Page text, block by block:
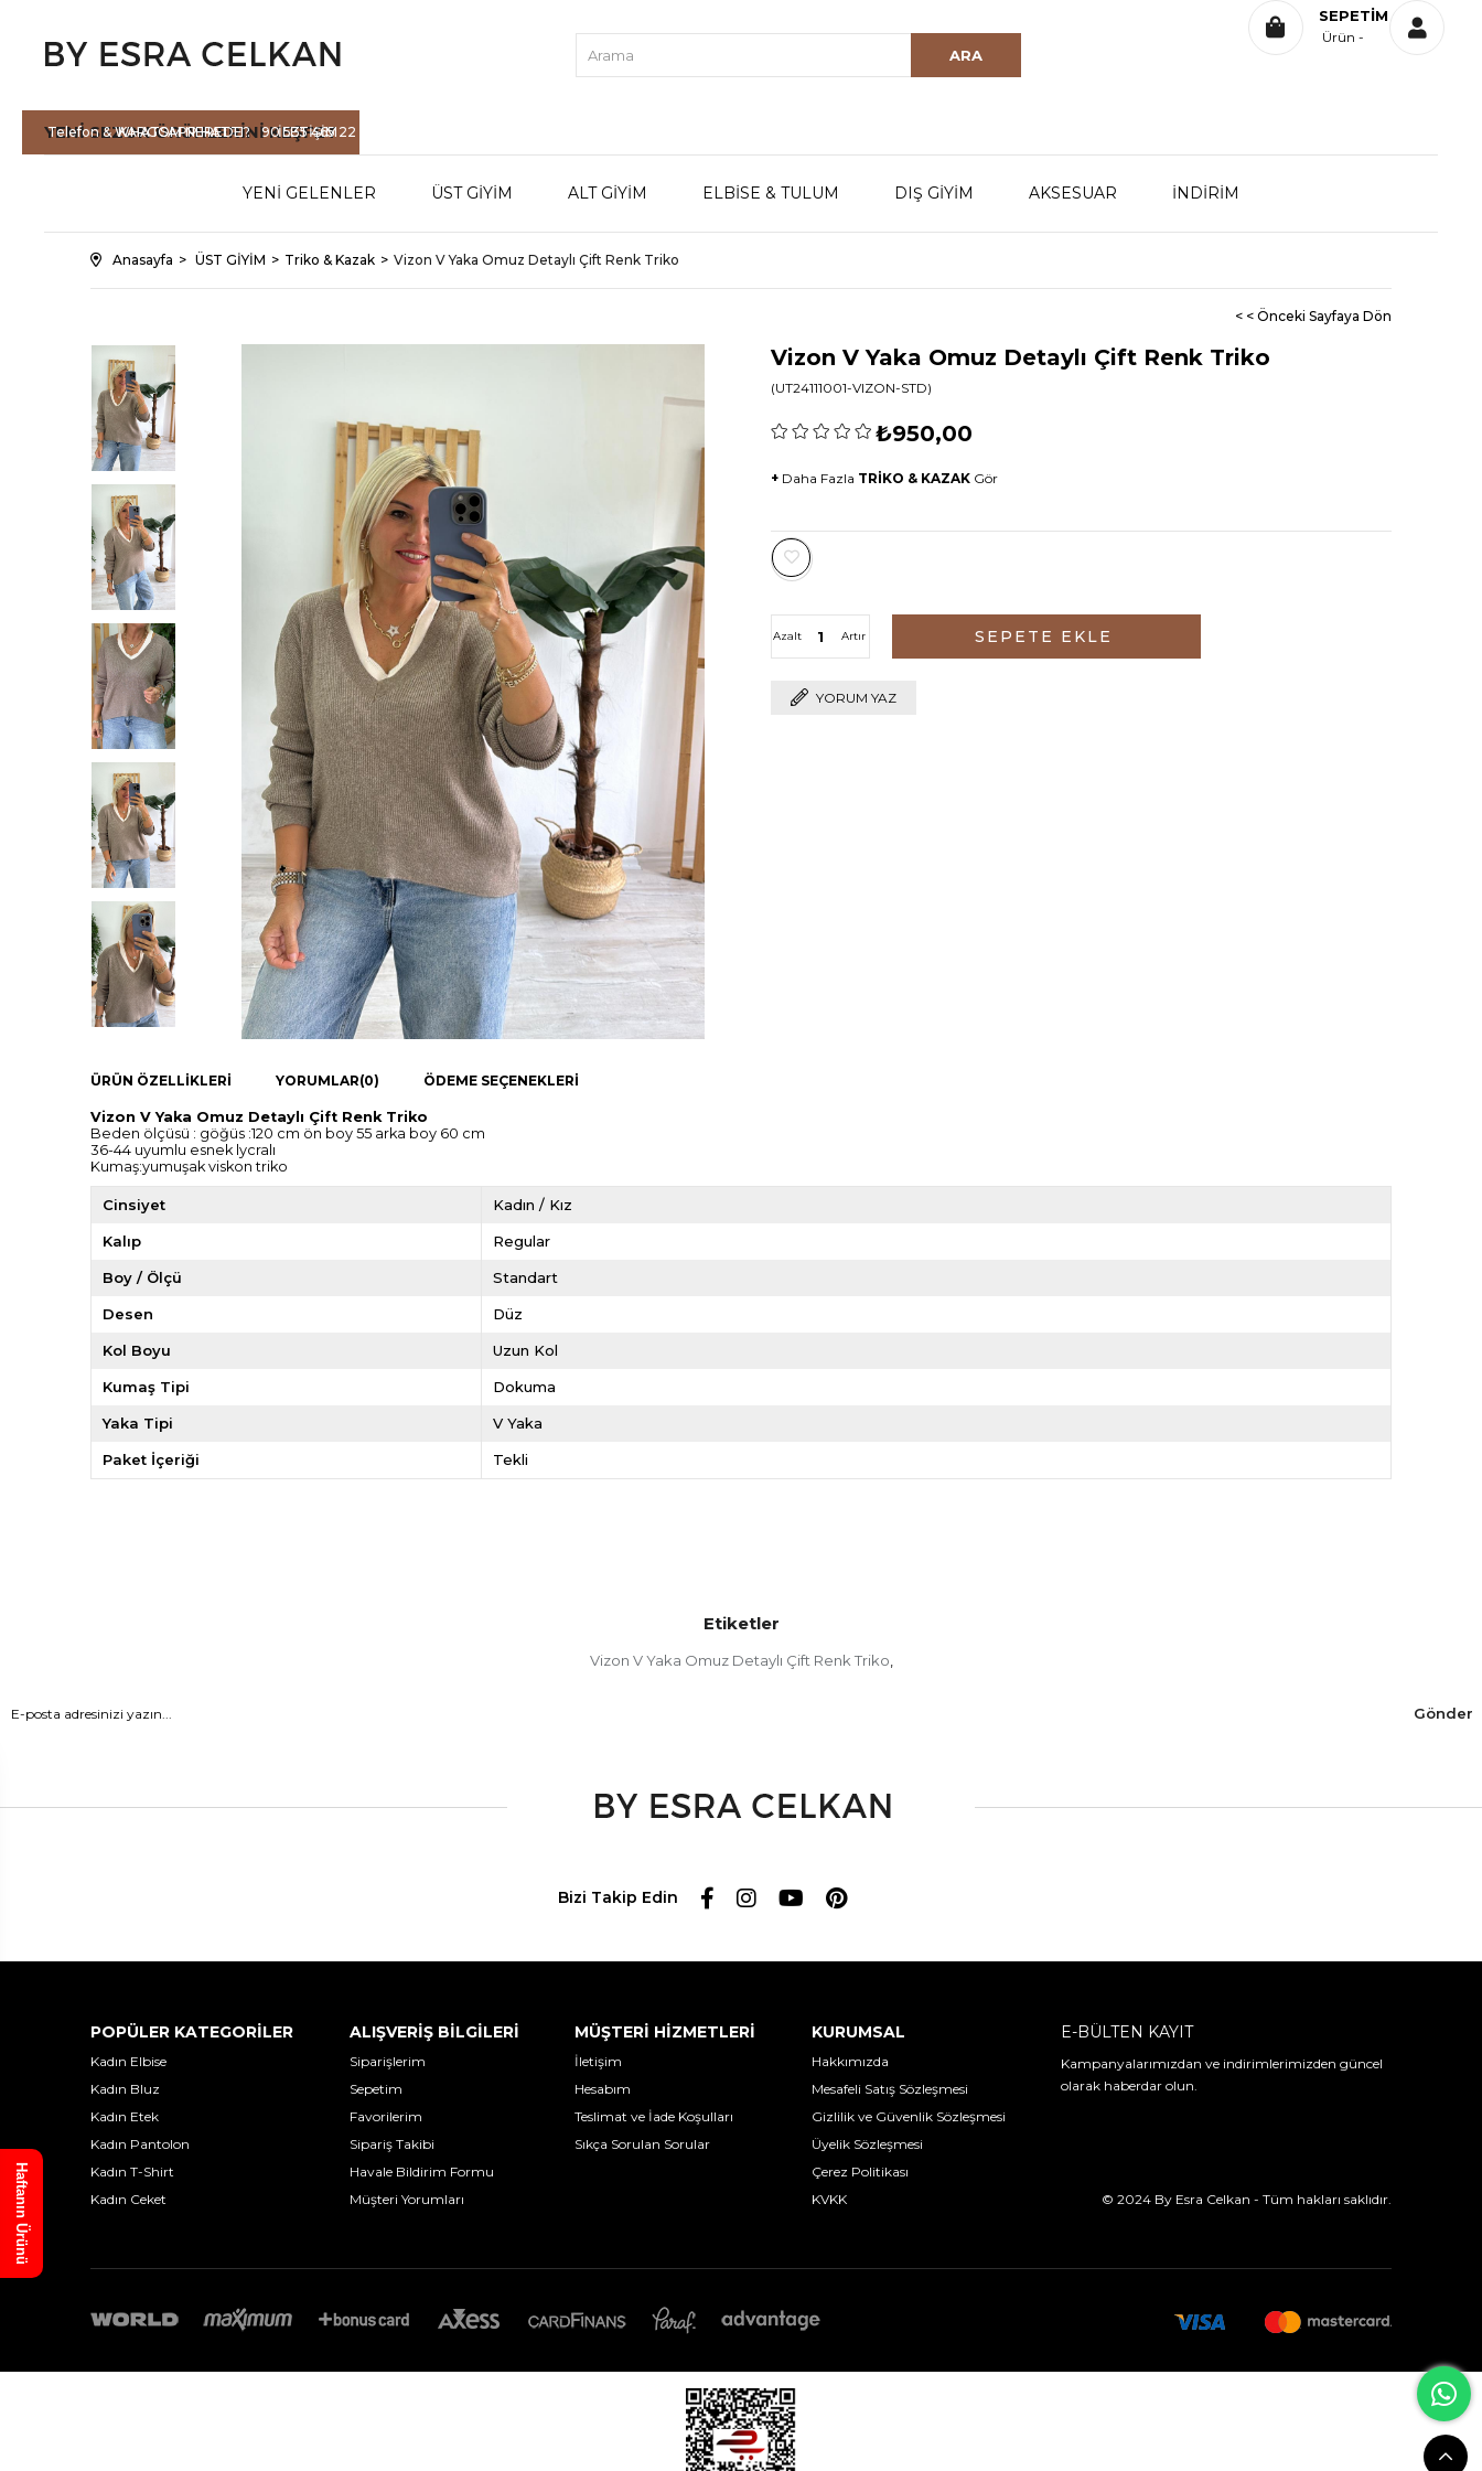
Telefon & WHATSAPP HATTI : 90 535 465 22
YENİ SEZONÜRÜNLERİNİ KEŞFET
KARGOM NEREDE? İLETİŞİM
SEPETIM
Ürün
YENİ GELENLER ÜST GİYİM ALT GİYİM ELBİSE & TULUM DIŞ GİYİM AKSESUAR İNDİRİM
Anasayfa ÜST GİYİM Triko & Kazak Vizon V Yaka Omuz Detaylı Çift Renk Triko
< < Önceki Sayfaya Dön
Vizon V Yaka Omuz Detaylı Çift Renk Triko
(UT24111001-VIZON-STD)
₺950,00
+ Daha Fazla TRİKO & KAZAK Gör
Artır
Azalt
YORUM YAZ
ÜRÜN ÖZELLIKLERI YORUMLAR(0) ÖDEME SEÇENEKLERI
Vizon V Yaka Omuz Detaylı Çift Renk Triko
Beden ölçüsü : göğüs :120 cm ön boy 55 arka boy 60 cm
36-44 uyumlu esnek lycralı
Kumaş:yumuşak viskon triko
Cinsiyet Kadın / Kız
Kalıp Regular
Boy / Ölçü Standart
Desen Düz
Kol Boyu Uzun Kol
Kumaş Tipi Dokuma
Yaka Tipi V Yaka
Paket İçeriği Tekli
Etiketler
Vizon V Yaka Omuz Detaylı Çift Renk Triko,
Gönder
Bizi Takip Edin
POPÜLER KATEGORİLER
Kadın Elbise
Kadın Bluz
Kadın Etek
Kadın Pantolon
Kadın T-Shirt
Kadın Ceket
ALIŞVERİŞ BİLGİLERİ
Siparişlerim
Sepetim
Favorilerim
Sipariş Takibi
Havale Bildirim Formu
Müşteri Yorumları
MÜŞTERİ HİZMETLERİ
İletişim
Hesabım
Teslimat ve İade Koşulları
Sıkça Sorulan Sorular
KURUMSAL
Hakkımızda
Mesafeli Satış Sözleşmesi
Gizlilik ve Güvenlik Sözleşmesi
Üyelik Sözleşmesi
Çerez Politikası
KVKK
E-BÜLTEN KAYIT
Kampanyalarımızdan ve indirimlerimizden güncel
olarak haberdar olun.
© 2024 By Esra Celkan - Tüm hakları saklıdır.
Haftanın Ürünü